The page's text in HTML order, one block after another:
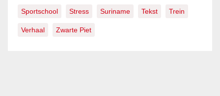
Sportschool Stress Suriname Tekst Trein
Verhaal Zwarte Piet